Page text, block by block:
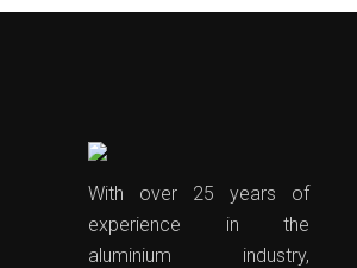
With over 25 years of
experience in the
aluminium industry,